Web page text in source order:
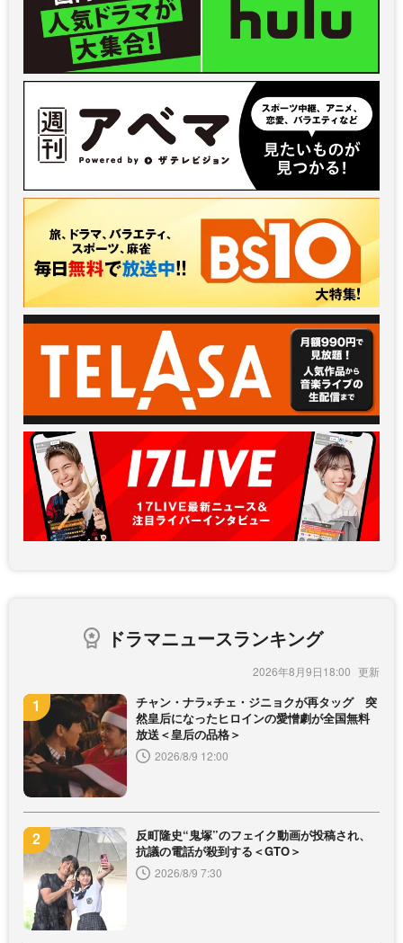
ドラマニュースランキング
2026年8月9日18:00
チャン・ナラ×チェ・ジニョクが再タッグ 突
然皇后になったヒロインの愛憎劇が全国無料
放送＜皇后の品格＞
2026/8/9 12:00
反町隆史“鬼塚”のフェイク動画が投稿され、
抗議の電話が殺到する＜GTO＞
2026/8/9 7:30